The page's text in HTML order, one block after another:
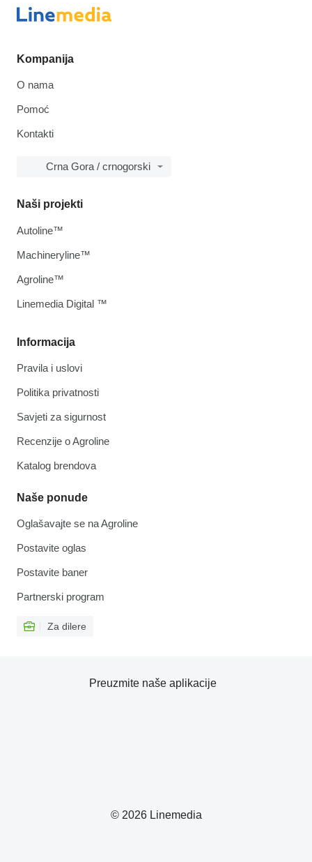
Kompanija
O nama
Pomoć
Kontakti
Crna Gora / crnogorski
Informacija
Pravila i uslovi
Politika privatnosti
Savjeti za sigurnost
Recenzije o Agroline
Katalog brendova
Naše ponude
Oglašavajte se na Agroline
Postavite oglas
Postavite baner
Partnerski program
Za dilere
Naši projekti
Autoline™
Machineryline™
Agroline™
Linemedia Digital ™
© 2026 Linemedia
Preuzmite naše aplikacije